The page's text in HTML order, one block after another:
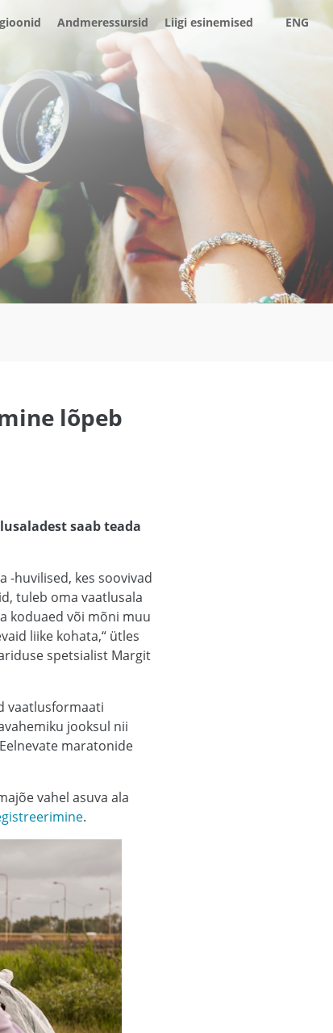
Andmeressursid Liigi esinemised ENG
lõpeb
saab teada
-huvilised, kes soovivad
tuleb oma vaatlusala
koduaed või mõni muu
liike kohata,“ ütles
spetsialist Margit
vaatlusformaati
jooksul nii
maratonide
vahel asuva ala
.